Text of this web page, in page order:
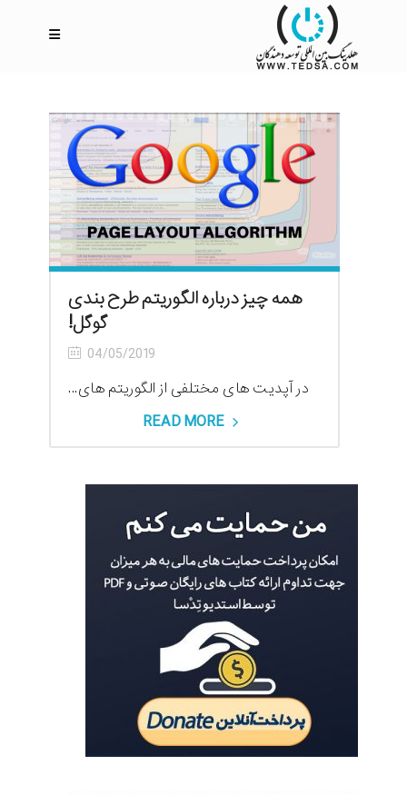
همه چیز درباره الگوریتم طرح بندی
گوگل!
04/05/2019
در آپدیت های مختلفی از الگوریتم های...
READ MORE